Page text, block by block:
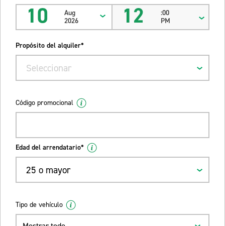
10
Aug
2026
12
:00
PM
Propósito del alquiler*
Seleccionar
Código promocional
Edad del arrendatario*
25 o mayor
Tipo de vehículo